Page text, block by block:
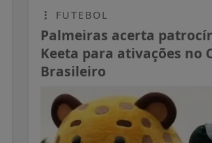
FUTEBOL
Palmeiras acerta
Keeta para ativações no
Brasileiro